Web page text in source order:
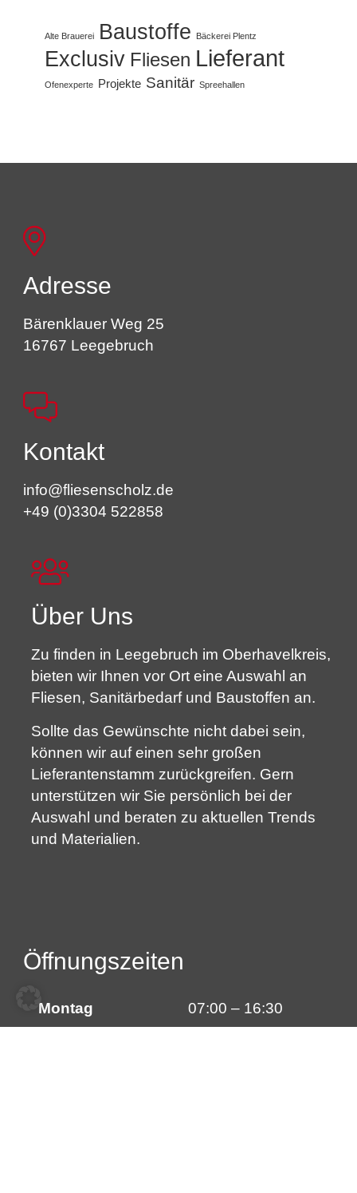
Alte Brauerei Baustoffe Bäckerei Plentz
Exclusiv Fliesen Lieferant
Ofenexperte Projekte Sanitär Spreehallen
Adresse
Bärenklauer Weg 25
16767 Leegebruch
Kontakt
info@fliesenscholz.de
+49 (0)3304 522858
Über Uns
Zu finden in Leegebruch im Oberhavelkreis,
bieten wir Ihnen vor Ort eine Auswahl an
Fliesen, Sanitärbedarf und Baustoffen an.
Sollte das Gewünschte nicht dabei sein,
können wir auf einen sehr großen
Lieferantenstamm zurückgreifen. Gern
unterstützen wir Sie persönlich bei der
Auswahl und beraten zu aktuellen Trends
und Materialien.
Öffnungszeiten
Montag 07:00 – 16:30